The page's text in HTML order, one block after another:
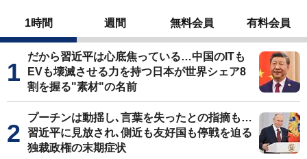
1時間 週間 無料会員 有料会員
だから習近平は心底焦っている…中国のITも
EVも壊滅させる力を持つ日本が世界シェア8
割を握る"素材"の名前
プーチンは動揺し､言葉を失ったとの指摘も…
習近平に見放され､側近も友好国も停戦を迫る
独裁政権の末期症状